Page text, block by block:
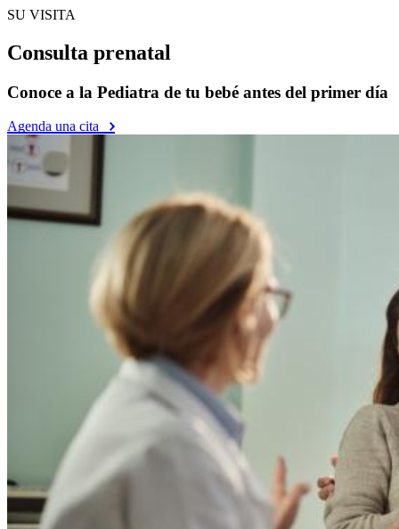
SU VISITA
Consulta prenatal
Conoce a la Pediatra de tu bebé antes del primer día
Agenda una cita